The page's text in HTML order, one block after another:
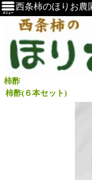
西条柿のほりお農
柿酢
柿酢(６本セット)